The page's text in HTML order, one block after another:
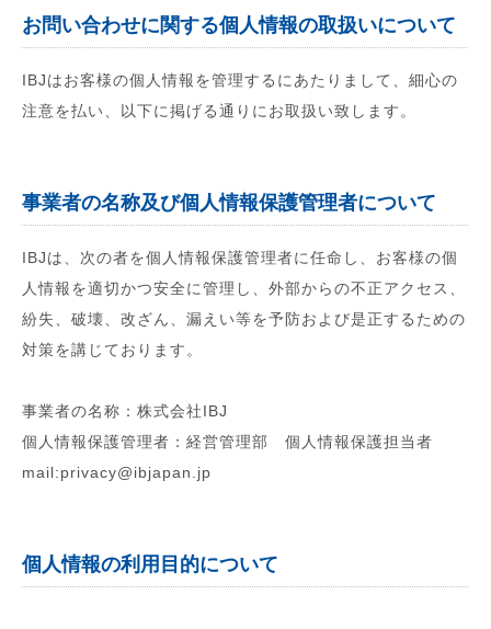
お問い合わせに関する個人情報の取扱いについて
IBJはお客様の個人情報を管理するにあたりまして、細心の
注意を払い、以下に掲げる通りにお取扱い致します。
事業者の名称及び個人情報保護管理者について
IBJは、次の者を個人情報保護管理者に任命し、お客様の個
人情報を適切かつ安全に管理し、外部からの不正アクセス、
紛失、破壊、改ざん、漏えい等を予防および是正するための
対策を講じております。
事業者の名称：株式会社IBJ
個人情報保護管理者：経営管理部 個人情報保護担当者
mail:privacy@ibjapan.jp
個人情報の利用目的について